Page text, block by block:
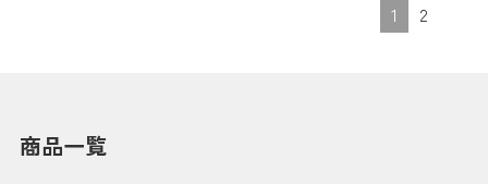
1
2
商品一覧